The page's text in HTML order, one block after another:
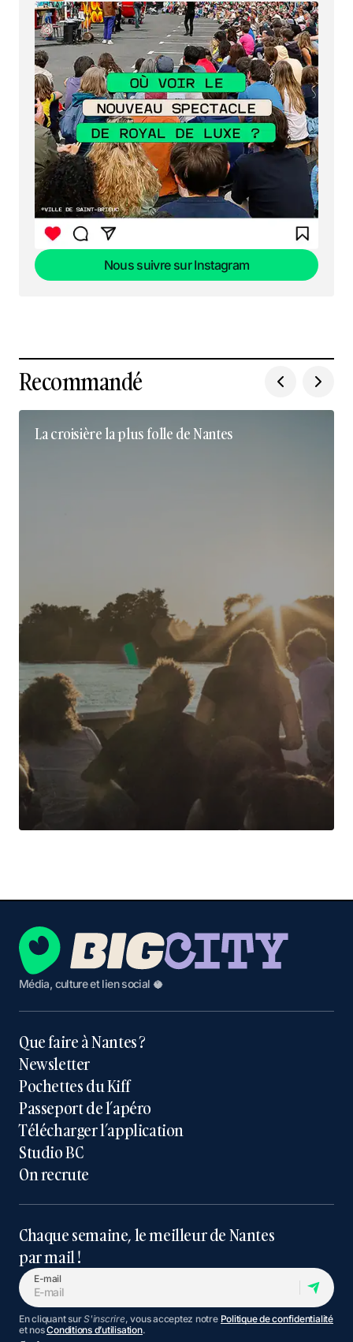
Nous suivre sur Instagram
Recommandé
La croisière la plus folle de Nantes
Média, culture et lien social 🥥
Que faire à Nantes ?
Newsletter
Pochettes du Kiff
Passeport de l’apéro
Télécharger l’application
Studio BC
On recrute
Chaque semaine, le meilleur de Nantes
par mail !
E-mail
En cliquant surS'inscrire, vous acceptez notre Politique de confidentialité
et nosConditions d’utilisation.